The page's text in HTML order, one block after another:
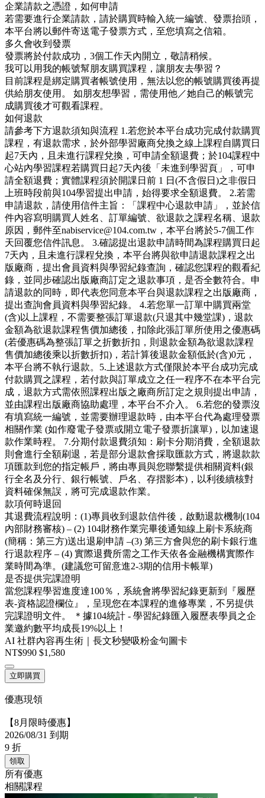
企業請款之憑證，如何申請
若需要進行企業請款，請於購買時輸入統一編號、發票抬頭，
本平台將以郵件寄送電子發票方式，至您填寫之信箱。
多久會收到發票
發票將於付款成功，3個工作天內開立，敬請稍候。
我可以用我的帳號幫朋友購買課程，讓朋友去學習？
目前課程是綁定購買者帳號使用，無法以您的帳號購買後再提
供給朋友使用。 如朋友想學習，需使用他／她自己的帳號完
成購買後才可觀看課程。
如何退款
請參考下方退款須知與流程 1.若您於本平台成功完成付款購買
課程，有退款需求，於外部學習廠商兌換之線上課程自購買日
起7天內，且未進行課程兌換，可申請全額退費；於104課程中
心站內學習課程若購買日起7天內後「未進到學習頁」，可申
請全額退費；實體課程須於開課日前 1 日(不含假日)之非假日
上班時段前與104學習提出申請，始得要求全額退費。 2.若需
申請退款，請使用信件主旨：「課程中心退款申請」，並於信
件內容寫明購買人姓名、訂單編號、欲退款之課程名稱、退款
原因，郵件至nabiservice@104.com.tw，本平台將於5-7個工作
天回覆您信件訊息。 3.確認提出退款申請時間為課程購買日起
7天內，且未進行課程兌換，本平台將與欲申請退款課程之出
版廠商，提出會員資料與學習紀錄查詢，確認您課程的觀看紀
錄，並同步確認出版廠商訂定之退款事項，是否全數符合。申
請退款的同時，即代表您同意本平台與退款課程之出版廠商，
提出查詢會員資料與學習紀錄。 4.若您單一訂單中購買兩堂
(含)以上課程，不需要整張訂單退款(只退其中幾堂課)，退款
金額為欲退款課程售價加總後，扣除此張訂單所使用之優惠碼
(若優惠碼為整張訂單之折數折扣，則退款金額為欲退款課程
售價加總後乘以折數折扣)，若計算後退款金額低於(含)0元，
本平台將不執行退款。5.上述退款方式僅限於本平台成功完成
付款購買之課程，若付款與訂單成立之任一程序不在本平台完
成，退款方式需依照課程出版之廠商所訂定之規則提出申請，
並由課程出版廠商協助處理，本平台不介入。 6.若您的發票沒
有填寫統一編號，並需要辦理退款時，由本平台代為處理發票
相關作業 (如作廢電子發票或開立電子發票折讓單)，以加速退
款作業時程。 7.分期付款退費須知：刷卡分期消費，全額退款
則會進行全額刷退，若是部分退款會採取匯款方式，將退款款
項匯款到您的指定帳戶，將由專員與您聯繫提供相關資料(銀
行全名及分行、銀行帳號、戶名、存摺影本)，以利後續核對
資料確保無誤，將可完成退款作業。
款項何時退回
其退費流程說明：(1)專員收到退款信件後，啟動退款機制(104
內部財務審核) – (2) 104財務作業完畢後通知線上刷卡系統商
(簡稱：第三方)送出退刷申請 –(3) 第三方會與您的刷卡銀行進
行退款程序 – (4) 實際退費所需之工作天依各金融機構實際作
業時間為準。(建議您可留意進2-3期的信用卡帳單)
是否提供完課證明
當您課程學習進度達100％，系統會將學習紀錄更新到『履歷
表-資格認證欄位』，呈現您在本課程的進修專業，不另提供
完課證明文件。 ＊據104統計 - 學習紀錄匯入履歷表學員之企
業邀約數平均成長19%以上！
AI 社群內容再生術｜長文秒變吸粉金句圖卡
NT$990 $1,580
立即購買
優惠現領
【8月限時優惠】
2026/08/31 到期
9 折
領取
所有優惠
相關課程